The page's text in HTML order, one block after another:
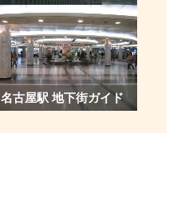
名古屋駅 地下街ガイド